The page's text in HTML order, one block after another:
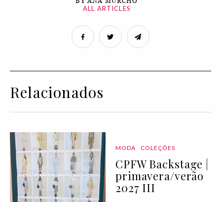
ALL ARTICLES
Relacionados
MODA COLEÇÕES
CPFW Backstage |
primavera/verão
2027 III